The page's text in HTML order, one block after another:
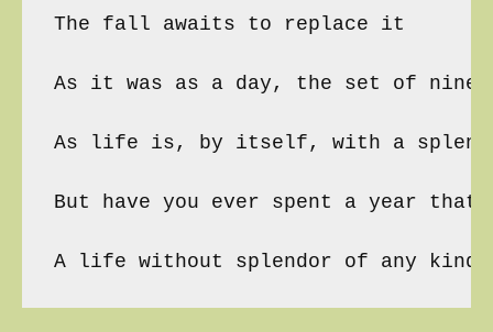
The fall awaits to replace it
As it was as a day, the set of
As life is, by itself, with a
But have you ever spent a year that
A life without splendor of any kind?